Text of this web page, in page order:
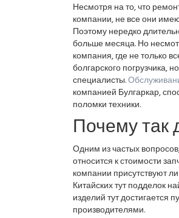
Несмотря на то, что
компании, не все они
Поэтому нередко
больше месяца. Но
компания, где не только
болгарского
специалисты.
компанией Булгаркар,
поломки техники.
Почему так
Одним из частых
относится к стоимости
компании присутствуют
Китайских тут подделок
изделий тут достигается
производителями.